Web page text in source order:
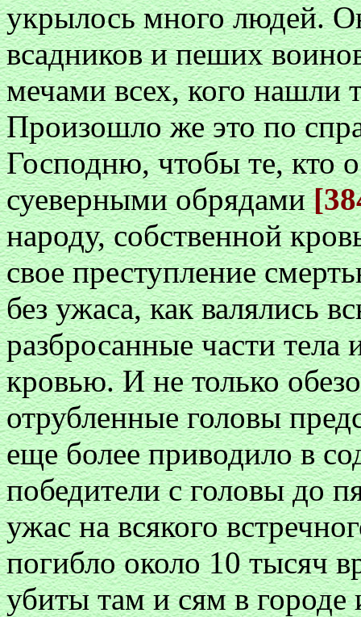
укрылось много людей.
всадников и пеших
мечами всех, кого нашли
Произошло же это по
Господню, чтобы те, кто
суеверными обрядами
народу, собственной
свое преступление
без ужаса, как валялись
разбросанные части тела
кровью. И не только
отрубленные головы
еще более приводило в
победители с головы до
ужас на всякого
погибло около 10 тысяч
убиты там и сям в